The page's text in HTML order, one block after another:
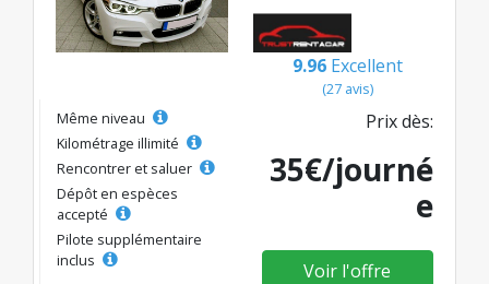
9.96 Excellent
(27 avis)
Même niveau
Kilométrage illimité
Rencontrer et saluer
Dépôt en espèces
accepté
Pilote supplémentaire
inclus
Prix dès:
35€/journé
e
Voir l'offre